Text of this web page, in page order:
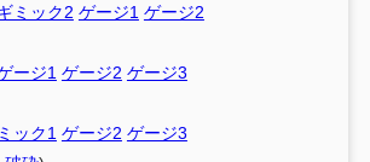
ミック2 ゲージ1 ゲージ2
ージ1 ゲージ2 ゲージ3
ック1 ゲージ2 ゲージ3